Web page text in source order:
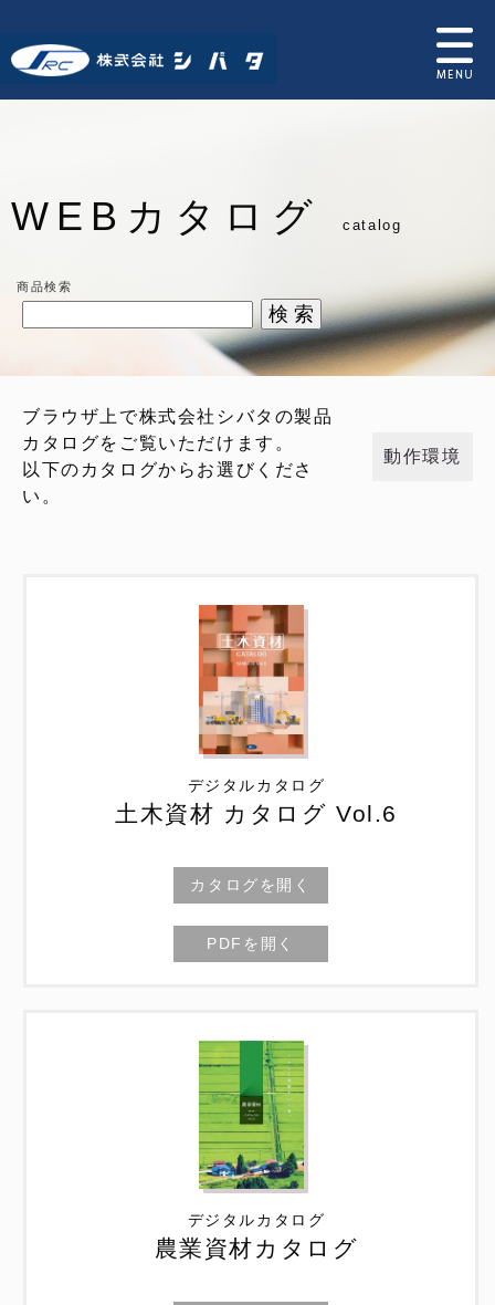
WEBカタログ catalog
商品検索
ブラウザ上で株式会社シバタの製品
カタログをご覧いただけます。
以下のカタログからお選びくださ
い。
動作環境
デジタルカタログ
土木資材 カタログ Vol.6
カタログを開く
PDFを開く
デジタルカタログ
農業資材カタログ